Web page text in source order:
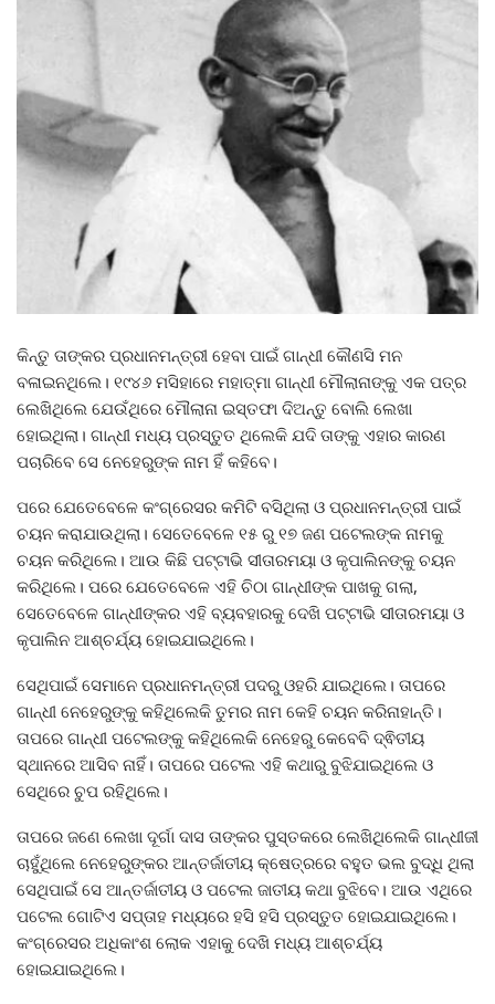
କିନ୍ତୁ ତାଙ୍କର ପ୍ରଧାନମନ୍ତ୍ରୀ ହେବା ପାଇଁ ଗାନ୍ଧୀ କୌଣସି ମନ
ବଳାଇନଥିଲେ। ୧୯୪୬ ମସିହାରେ ମହାତ୍ମା ଗାନ୍ଧୀ ମୌଲାନାଙ୍କୁ ଏକ ପତ୍ର
ଲେଖିଥିଲେ ଯେଉଁଥିରେ ମୌଲାନା ଇସ୍ତଫା ଦିଅନ୍ତୁ ବୋଲି ଲେଖା
ହୋଇଥିଲା। ଗାନ୍ଧୀ ମଧ୍ୟ ପ୍ରସ୍ତୁତ ଥିଲେକି ଯଦି ତାଙ୍କୁ ଏହାର କାରଣ
ପଚାରିବେ ସେ ନେହେରୁଙ୍କ ନାମ ହିଁ କହିବେ।
ପରେ ଯେତେବେଳେ କଂଗ୍ରେସର କମିଟି ବସିଥିଲା ଓ ପ୍ରଧାନମନ୍ତ୍ରୀ ପାଇଁ
ଚୟନ କରାଯାଉଥିଲା। ସେତେବେଳେ ୧୫ ରୁ ୧୭ ଜଣ ପଟେଲଙ୍କ ନାମକୁ
ଚୟନ କରିଥିଲେ। ଆଉ କିଛି ପଟ୍ଟାଭି ସୀତାରମୟା ଓ କୃପାଲିନଙ୍କୁ ଚୟନ
କରିଥିଲେ। ପରେ ଯେତେବେଳେ ଏହି ଚିଠା ଗାନ୍ଧୀଙ୍କ ପାଖକୁ ଗଲା,
ସେତେବେଳେ ଗାନ୍ଧୀଙ୍କର ଏହି ବ୍ୟବହାରକୁ ଦେଖି ପଟ୍ଟାଭି ସୀତାରମୟା ଓ
କୃପାଲିନ ଆଶ୍ଚର୍ଯ୍ୟ ହୋଇଯାଇଥିଲେ।
ସେଥିପାଇଁ ସେମାନେ ପ୍ରଧାନମନ୍ତ୍ରୀ ପଦରୁ ଓହରି ଯାଇଥିଲେ। ତାପରେ
ଗାନ୍ଧୀ ନେହେରୁଙ୍କୁ କହିଥିଲେକି ତୁମର ନାମ କେହି ଚୟନ କରିନାହାନ୍ତି।
ତାପରେ ଗାନ୍ଧୀ ପଟେଲଙ୍କୁ କହିଥିଲେକି ନେହେରୁ କେବେବି ଦ୍ଵିତୀୟ
ସ୍ଥାନରେ ଆସିବ ନାହିଁ। ତାପରେ ପଟେଲ ଏହି କଥାରୁ ବୁଝିଯାଇଥିଲେ ଓ
ସେଥିରେ ଚୁପ ରହିଥିଲେ।
ତାପରେ ଜଣେ ଲେଖା ଦୂର୍ଗା ଦାସ ତାଙ୍କର ପୁସ୍ତକରେ ଲେଖିଥିଲେକି ଗାନ୍ଧୀଜୀ
ଚାହୁଁଥିଲେ ନେହେରୁଙ୍କର ଆନ୍ତର୍ଜାତୀୟ କ୍ଷେତ୍ରରେ ବହୁତ ଭଲ ବୁଦ୍ଧି ଥିଲା
ସେଥିପାଇଁ ସେ ଆନ୍ତର୍ଜାତୀୟ ଓ ପଟେଲ ଜାତୀୟ କଥା ବୁଝିବେ। ଆଉ ଏଥିରେ
ପଟେଲ ଗୋଟିଏ ସପ୍ତାହ ମଧ୍ୟରେ ହସି ହସି ପ୍ରସ୍ତୁତ ହୋଇଯାଇଥିଲେ।
କଂଗ୍ରେସର ଅଧିକାଂଶ ଲୋକ ଏହାକୁ ଦେଖି ମଧ୍ୟ ଆଶ୍ଚର୍ଯ୍ୟ
ହୋଇଯାଇଥିଲେ।